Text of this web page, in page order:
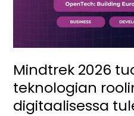
Mindtrek 2026
teknologian
digitaalisessa
teknologian
tulevaisuudessa